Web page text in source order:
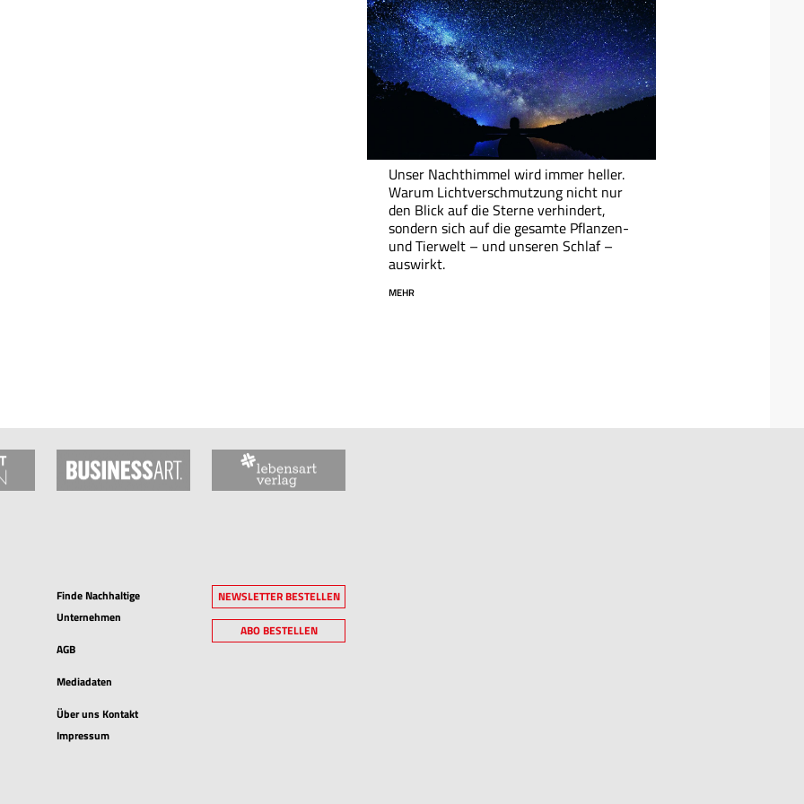
Unser Nachthimmel wird immer heller.
Warum Lichtverschmutzung nicht nur
den Blick auf die Sterne verhindert,
sondern sich auf die gesamte Pflanzen-
und Tierwelt – und unseren Schlaf –
auswirkt.
MEHR
Finde Nachhaltige
Unternehmen
AGB
Mediadaten
Über uns Kontakt
Impressum
NEWSLETTER BESTELLEN
ABO BESTELLEN